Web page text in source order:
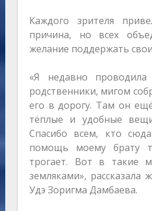
Каждого зрителя
причина, но всех
желание поддержать
«Я недавно
родственники, мигом
его в дорогу. Там он
тёплые и удобные
Спасибо всем, кто
помощь моему брату
трогает. Вот в такие
земляками», рассказала
Удэ Зоригма Дамбаева.